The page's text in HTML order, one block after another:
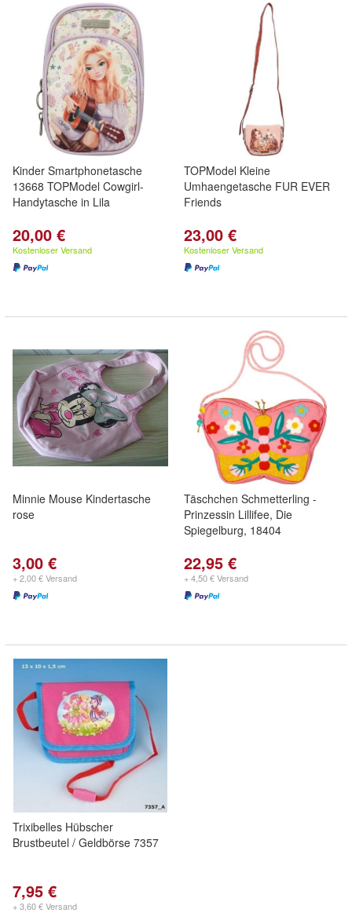
Kinder Smartphonetasche
13668 TOPModel Cowgirl-
Handytasche in Lila
20,00 €
Kostenloser Versand
TOPModel Kleine
Umhaengetasche FUR EVER
Friends
23,00 €
Kostenloser Versand
Minnie Mouse Kindertasche
rose
3,00 €
+ 2,00 € Versand
Täschchen Schmetterling -
Prinzessin Lillifee, Die
Spiegelburg, 18404
22,95 €
+ 4,50 € Versand
Trixibelles Hübscher
Brustbeutel / Geldbörse 7357
7,95 €
+ 3,60 € Versand